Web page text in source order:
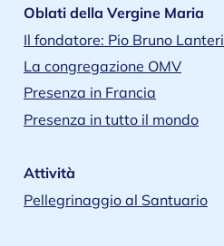
Oblati della Vergine Maria
Il fondatore: Pio Bruno Lanteri
La congregazione OMV
Presenza in Francia
Presenza in tutto il mondo
Attività
Pellegrinaggio al Santuario